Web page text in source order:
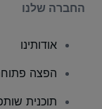
החברה שלנו
אודותינו
הפצה
תוכנית